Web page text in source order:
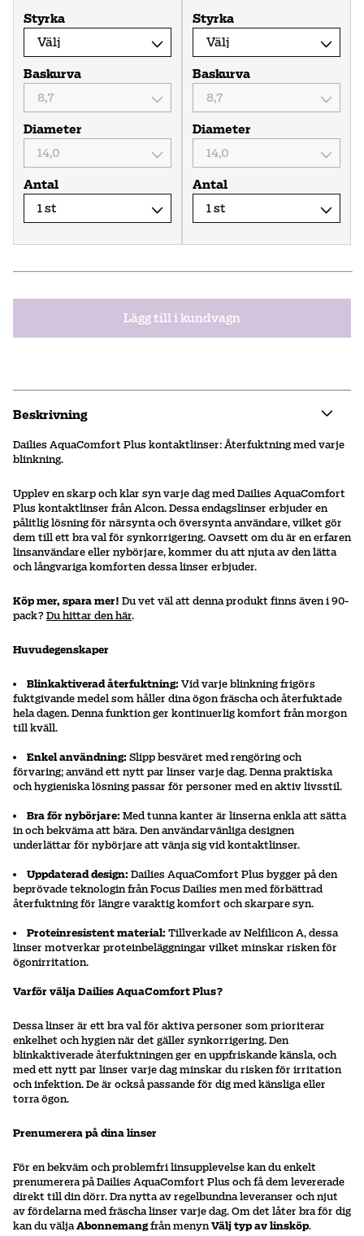
Styrka
Baskurva
Diameter
Antal
Styrka
Baskurva
Diameter
Antal
Lägg till i kundvagn
Beskrivning
Dailies AquaComfort Plus kontaktlinser: Återfuktning med varje
blinkning.
Upplev en skarp och klar syn varje dag med Dailies AquaComfort
Plus kontaktlinser från Alcon. Dessa endagslinser erbjuder en
pålitlig lösning för närsynta och översynta användare, vilket gör
dem till ett bra val för synkorrigering. Oavsett om du är en erfaren
linsanvändare eller nybörjare, kommer du att njuta av den lätta
och långvariga komforten dessa linser erbjuder.
Köp mer, spara mer! Du vet väl att denna produkt finns även i 90-
pack? Du hittar den här.
Huvudegenskaper
Blinkaktiverad återfuktning: Vid varje blinkning frigörs
fuktgivande medel som håller dina ögon fräscha och återfuktade
hela dagen. Denna funktion ger kontinuerlig komfort från morgon
till kväll.
Enkel användning: Slipp besväret med rengöring och
förvaring; använd ett nytt par linser varje dag. Denna praktiska
och hygieniska lösning passar för personer med en aktiv livsstil.
Bra för nybörjare: Med tunna kanter är linserna enkla att sätta
in och bekväma att bära. Den användarvänliga designen
underlättar för nybörjare att vänja sig vid kontaktlinser.
Uppdaterad design: Dailies AquaComfort Plus bygger på den
beprövade teknologin från Focus Dailies men med förbättrad
återfuktning för längre varaktig komfort och skarpare syn.
Proteinresistent material: Tillverkade av Nelfilicon A, dessa
linser motverkar proteinbeläggningar vilket minskar risken för
ögonirritation.
Varför välja Dailies AquaComfort Plus?
Dessa linser är ett bra val för aktiva personer som prioriterar
enkelhet och hygien när det gäller synkorrigering. Den
blinkaktiverade återfuktningen ger en uppfriskande känsla, och
med ett nytt par linser varje dag minskar du risken för irritation
och infektion. De är också passande för dig med känsliga eller
torra ögon.
Prenumerera på dina linser
För en bekväm och problemfri linsupplevelse kan du enkelt
prenumerera på Dailies AquaComfort Plus och få dem levererade
direkt till din dörr. Dra nytta av regelbundna leveranser och njut
av fördelarna med fräscha linser varje dag. Om det låter bra för dig
kan du välja Abonnemang från menyn Välj typ av linsköp.